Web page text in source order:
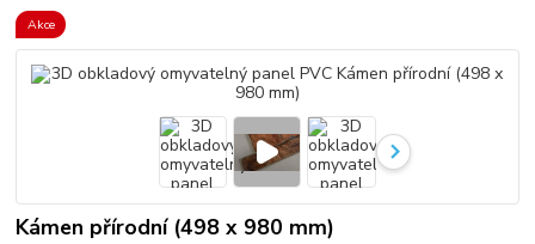
Akce
Kámen přírodní (498 х 980 mm)